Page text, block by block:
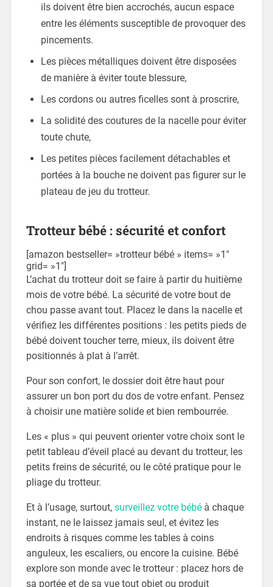
ils doivent être bien accrochés, aucun espace
entre les éléments susceptible de provoquer des
pincements.
Les pièces métalliques doivent être disposées
de manière à éviter toute blessure,
Les cordons ou autres ficelles sont à proscrire,
La solidité des coutures de la nacelle pour éviter
toute chute,
Les petites pièces facilement détachables et
portées à la bouche ne doivent pas figurer sur le
plateau de jeu du trotteur.
Trotteur bébé : sécurité et confort
[amazon bestseller= »trotteur bébé » items= »1″
grid= »1″]
L’achat du trotteur doit se faire à partir du huitième
mois de votre bébé. La sécurité de votre bout de
chou passe avant tout. Placez le dans la nacelle et
vérifiez les différentes positions : les petits pieds de
bébé doivent toucher terre, mieux, ils doivent être
positionnés à plat à l’arrêt.
Pour son confort, le dossier doit être haut pour
assurer un bon port du dos de votre enfant. Pensez
à choisir une matière solide et bien rembourrée.
Les « plus » qui peuvent orienter votre choix sont le
petit tableau d’éveil placé au devant du trotteur, les
petits freins de sécurité, ou le côté pratique pour le
pliage du trotteur.
Et à l’usage, surtout, surveillez votre bébéà chaque
instant, ne le laissez jamais seul, et évitez les
endroits à risques comme les tables à coins
anguleux, les escaliers, ou encore la cuisine. Bébé
explore son monde avec le trotteur : placez hors de
sa portée et de sa vue tout objet ou produit